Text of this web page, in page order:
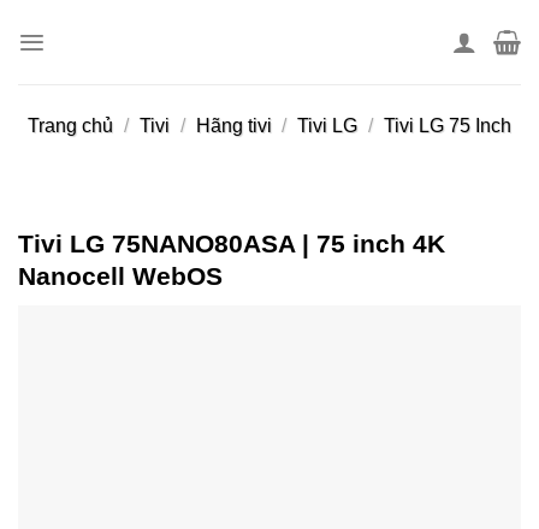
Trang chủ / Tivi / Hãng tivi / Tivi LG / Tivi LG 75 Inch
Tivi LG 75NANO80ASA | 75 inch 4K
Nanocell WebOS